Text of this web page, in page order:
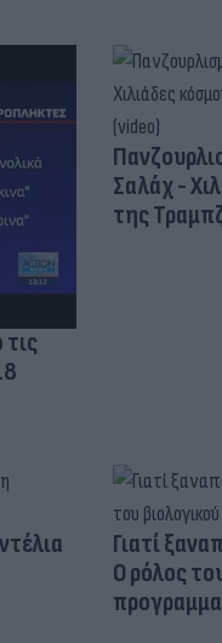
Σαλάχ -
της
Γιατί
Ο ρόλος